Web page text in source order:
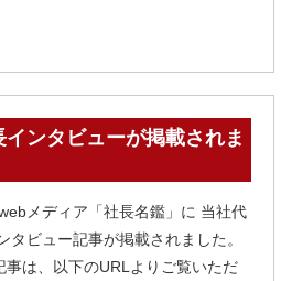
インタビューが掲載されま
メディア「社長名鑑」に 当社代
ビュー記事が掲載されました。
は、以下のURLよりご覧いただ